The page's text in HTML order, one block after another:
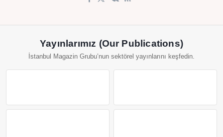
Yayınlarımız (Our Publications)
İstanbul Magazin Grubu’nun sektörel yayınlarını keşfedin.